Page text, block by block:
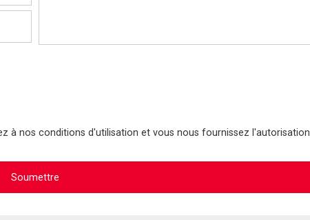
à nos conditions d'utilisation et vous nous fournissez l'autorisation